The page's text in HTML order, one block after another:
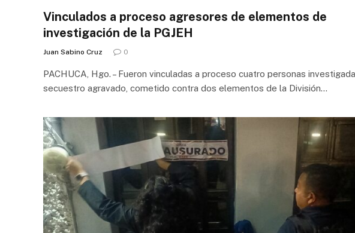
Vinculados a proceso agresores de elementos de
investigación de la PGJEH
Juan Sabino Cruz 0
PACHUCA, Hgo. – Fueron vinculadas a proceso cuatro personas
secuestro agravado, cometido contra dos elementos de la División…